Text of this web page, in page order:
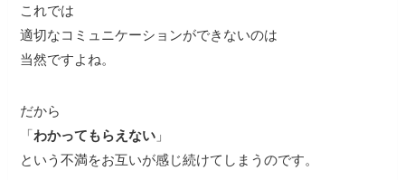
これでは
適切なコミュニケーションができないのは
当然ですよね。
だから
「わかってもらえない 」
という不満をお互いが感じ続けてしまうのです。